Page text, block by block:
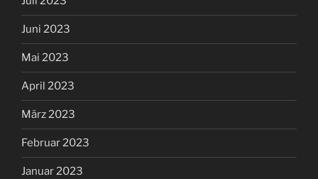
Juni 2023
Mai 2023
April 2023
März 2023
Februar 2023
Januar 2023